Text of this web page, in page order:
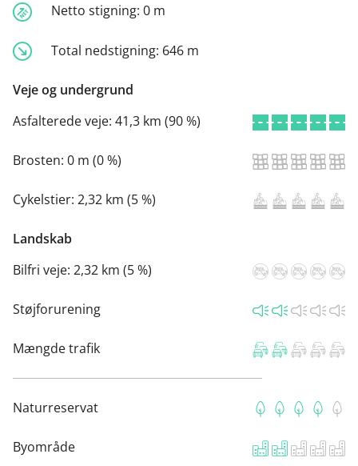
Netto stigning: 0 m
Total nedstigning: 646 m
Veje og undergrund
Asfalterede veje: 41,3 km (90 %)
Brosten: 0 m (0 %)
Cykelstier: 2,32 km (5 %)
Landskab
Bilfri veje: 2,32 km (5 %)
Støjforurening
Mængde trafik
Naturreservat
Byområde